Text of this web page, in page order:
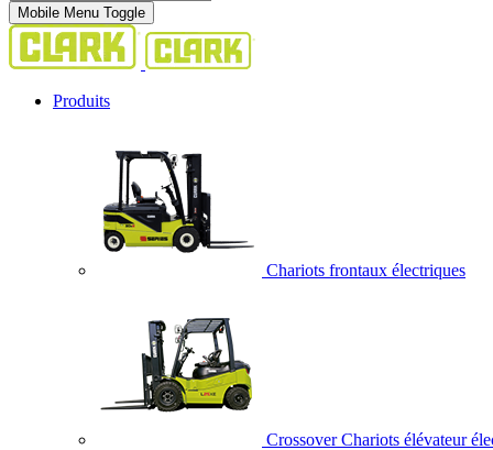
Mobile Menu Toggle
Produits
Chariots frontaux électriques
Crossover Chariots élévateur